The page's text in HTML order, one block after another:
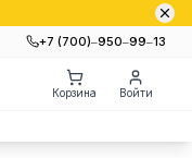
+7 (700)‒950‒99‒13
Корзина Войти